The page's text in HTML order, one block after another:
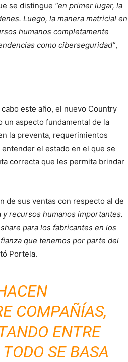
se distingue “en primer lugar, la
Luego, la manera matricial en
humanos completamente
como ciberseguridad”,
este año, el nuevo Country
un aspecto fundamental de la
la preventa, requerimientos
el estado en el que se
correcta que les permita brindar
de sus ventas con respecto al de
recursos humanos importantes.
para los fabricantes en los
que tenemos por parte del
Portela.
COMPAÑÍAS,
ENTRE
SE BASA